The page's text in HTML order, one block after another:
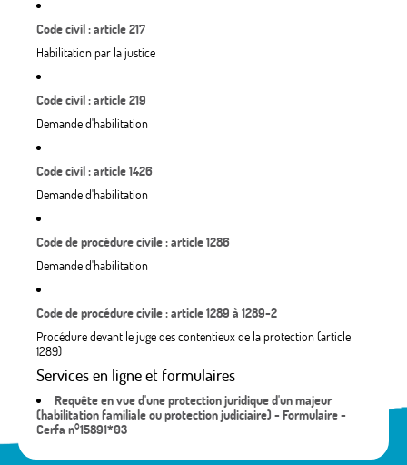
Code civil : article 217
Habilitation par la justice
Code civil : article 219
Demande d'habilitation
Code civil : article 1426
Demande d'habilitation
Code de procédure civile : article 1286
Demande d'habilitation
Code de procédure civile : article 1289 à 1289-2
Procédure devant le juge des contentieux de la protection (article
1289)
Services en ligne et formulaires
Requête en vue d'une protection juridique d'un majeur
(habilitation familiale ou protection judiciaire) - Formulaire -
Cerfa n°15891*03